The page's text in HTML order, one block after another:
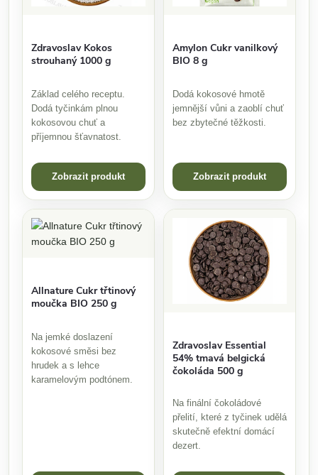
Zdravoslav Kokos
strouhaný 1000 g
Základ celého receptu.
Dodá tyčinkám plnou
kokosovou chuť a
příjemnou šťavnatost.
Zobrazit produkt
Amylon Cukr vanilkový
BIO 8 g
Dodá kokosové hmotě
jemnější vůni a zaoblí chuť
bez zbytečné těžkosti.
Zobrazit produkt
Allnature Cukr třtinový
moučka BIO 250 g
Na jemké doslazení
kokosové směsi bez
hrudek a s lehce
karamelovým podtónem.
Zdravoslav Essential
54% tmavá belgická
čokoláda 500 g
Na finální čokoládové
přelití, které z tyčinek udělá
skutečně efektní domácí
dezert.